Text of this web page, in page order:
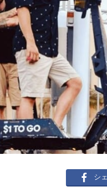
シ